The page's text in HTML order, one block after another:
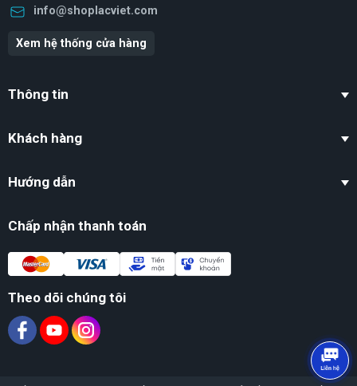
info@shoplacviet.com
Xem hệ thống cửa hàng
Thông tin
Khách hàng
Hướng dẫn
Chấp nhận thanh toán
Theo dõi chúng tôi